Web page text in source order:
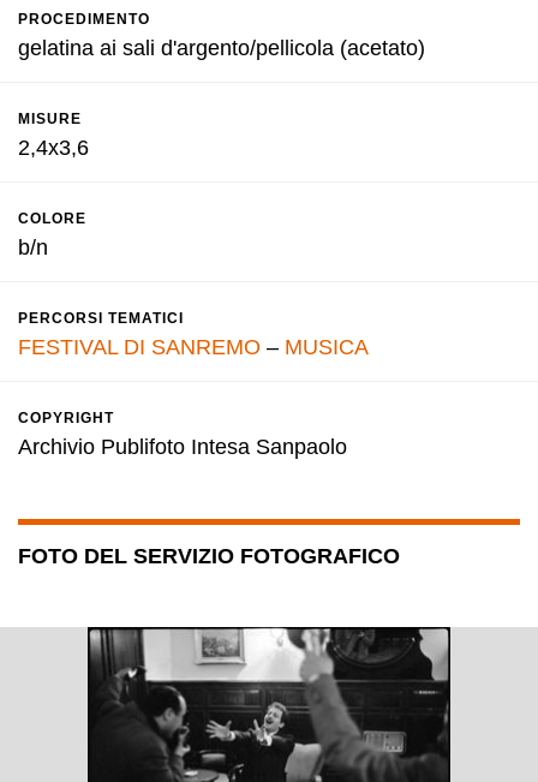
PROCEDIMENTO
gelatina ai sali d'argento/pellicola (acetato)
MISURE
2,4x3,6
COLORE
b/n
PERCORSI TEMATICI
FESTIVAL DI SANREMO – MUSICA
COPYRIGHT
Archivio Publifoto Intesa Sanpaolo
FOTO DEL SERVIZIO FOTOGRAFICO